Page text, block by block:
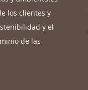
los clientes y
y el
de las